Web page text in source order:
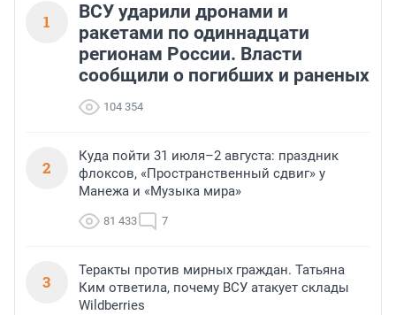
1
ВСУ ударили дронами и
ракетами по одиннадцати
регионам России. Власти
сообщили о погибших и раненых
104 354
2
Куда пойти 31 июля–2 августа: праздник
флоксов, «Пространственный сдвиг» у
Манежа и «Музыка мира»
81 433 7
3
Теракты против мирных граждан. Татьяна
Ким ответила, почему ВСУ атакует склады
Wildberries